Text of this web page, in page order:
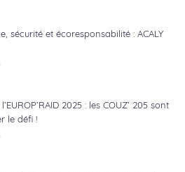
sécurité et écoresponsabilité : ACALY
2025 : les COUZ’ 205 sont
le défi !